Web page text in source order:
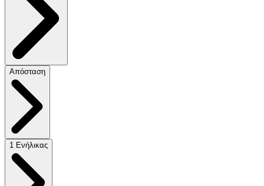
Απόσταση
1 Ενήλικας